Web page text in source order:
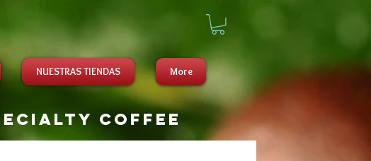
NUESTRAS TIENDAS More
coffee